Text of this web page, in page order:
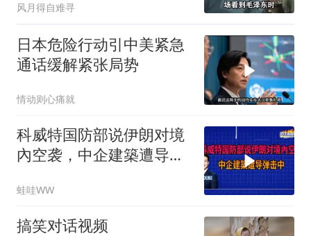
风月得自难寻
日本危险行动引中美紧急
通话缓解紧张局势
情动则心痛就
科威特国防部说伊朗对境
內空袭，中企建築遭导弹
延廷｜辣晚报20260806
蛙哇WW
搞笑对话视频